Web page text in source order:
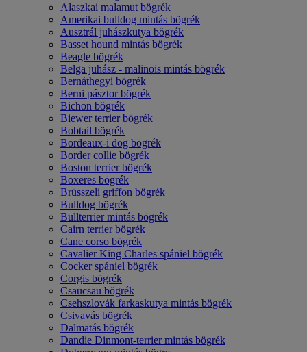
Alaszkai malamut bögrék
Amerikai bulldog mintás bögrék
Ausztrál juhászkutya bögrék
Basset hound mintás bögrék
Beagle bögrék
Belga juhász - malinois mintás bögrék
Bernáthegyi bögrék
Berni pásztor bögrék
Bichon bögrék
Biewer terrier bögrék
Bobtail bögrék
Bordeaux-i dog bögrék
Border collie bögrék
Boston terrier bögrék
Boxeres bögrék
Brüsszeli griffon bögrék
Bulldog bögrék
Bullterrier mintás bögrék
Cairn terrier bögrék
Cane corso bögrék
Cavalier King Charles spániel bögrék
Cocker spániel bögrék
Corgis bögrék
Csaucsau bögrék
Csehszlovák farkaskutya mintás bögrék
Csivavás bögrék
Dalmatás bögrék
Dandie Dinmont-terrier mintás bögrék